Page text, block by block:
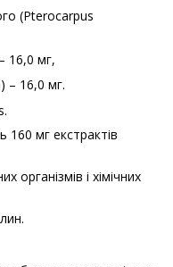
(Pterocarpus
16,0 мг,
– 16,0 мг.
мг екстрактів
організмів і хімічних